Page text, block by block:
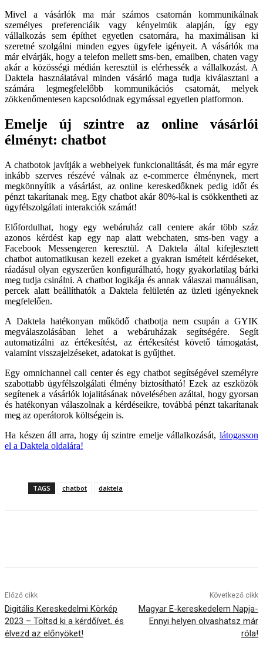
Mivel a vásárlók ma már számos csatornán kommunikálnak
személyes preferenciáik vagy kényelmük alapján, így egy
vállalkozás sem építhet egyetlen csatornára, ha maximálisan ki
szeretné szolgálni minden egyes ügyfele igényeit. A vásárlók ma
már elvárják, hogy a telefon mellett sms-ben, emailben, chaten vagy
akár a közösségi médián keresztül is elérhessék a vállalkozást. A
Daktela használatával minden vásárló maga tudja kiválasztani a
számára legmegfelelőbb kommunikációs csatornát, melyek
zökkenőmentesen kapcsolódnak egymással egyetlen platformon.
Emelje új szintre az online vásárlói
élményt: chatbot
A chatbotok javítják a webhelyek funkcionalitását, és ma már egyre
inkább szerves részévé válnak az e-commerce élménynek, mert
megkönnyítik a vásárlást, az online kereskedőknek pedig időt és
pénzt takarítanak meg. Egy chatbot akár 80%-kal is csökkentheti az
ügyfélszolgálati interakciók számát!
Előfordulhat, hogy egy webáruház call centere akár több száz
azonos kérdést kap egy nap alatt webchaten, sms-ben vagy a
Facebook Messengeren keresztül. A Daktela által kifejlesztett
chatbot automatikusan kezeli ezeket a gyakran ismételt kérdéseket,
ráadásul olyan egyszerűen konfigurálható, hogy gyakorlatilag bárki
meg tudja csinálni. A chatbot logikája és annak válaszai manuálisan,
percek alatt beállíthatók a Daktela felületén az üzleti igényeknek
megfelelően.
A Daktela hatékonyan működő chatbotja nem csupán a GYIK
megválaszolásában lehet a webáruházak segítségére. Segít
automatizálni az értékesítést, az értékesítést követő támogatást,
valamint visszajelzéseket, adatokat is gyűjthet.
Egy omnichannel call center és egy chatbot segítségével személyre
szabottabb ügyfélszolgálati élmény biztosítható! Ezek az eszközök
segítenek a vásárlók lojalitásának növelésében azáltal, hogy gyorsan
és hatékonyan válaszolnak a kérdéseikre, továbbá pénzt takarítanak
meg az operátorok költségein is.
Ha készen áll arra, hogy új szintre emelje vállalkozását, látogasson
el a Daktela oldalára!
TAGS chatbot daktela
Előző cikk
Digitális Kereskedelmi Körkép
2023 – Töltsd ki a kérdőívet, és
élvezd az előnyöket!
Következő cikk
Magyar E-kereskedelem Napja-
Ennyi helyen olvashatsz már
róla!